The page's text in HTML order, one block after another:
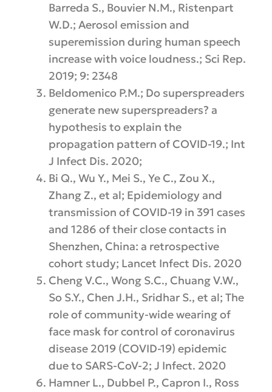
Barreda S., Bouvier N.M., Ristenpart
W.D.; Aerosol emission and
superemission during human speech
increase with voice loudness.; Sci Rep.
2019; 9: 2348
Beldomenico P.M.; Do superspreaders
generate new superspreaders? a
hypothesis to explain the
propagation pattern of COVID-19.; Int
J Infect Dis. 2020;
Bi Q., Wu Y., Mei S., Ye C., Zou X.,
Zhang Z., et al; Epidemiology and
transmission of COVID-19 in 391 cases
and 1286 of their close contacts in
Shenzhen, China: a retrospective
cohort study; Lancet Infect Dis. 2020
Cheng V.C., Wong S.C., Chuang V.W.,
So S.Y., Chen J.H., Sridhar S., et al; The
role of community-wide wearing of
face mask for control of coronavirus
disease 2019 (COVID-19) epidemic
due to SARS-CoV-2; J Infect. 2020
Hamner L., Dubbel P., Capron I., Ross